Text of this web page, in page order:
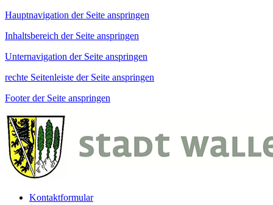
Hauptnavigation der Seite anspringen
Inhaltsbereich der Seite anspringen
Unternavigation der Seite anspringen
rechte Seitenleiste der Seite anspringen
Footer der Seite anspringen
Kontaktformular